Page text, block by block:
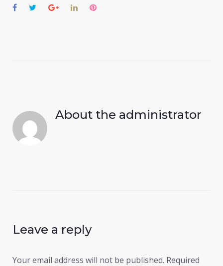
Facebook
TwitterGoogle+LinkedInPinterest
About the administrator
Leave a reply
Your email address will not be published. Required